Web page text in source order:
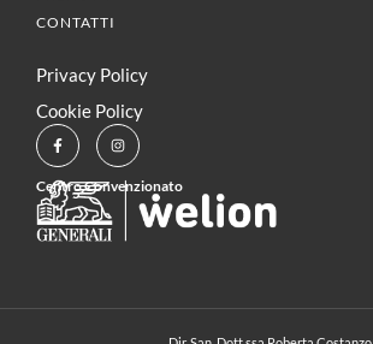
CONTATTI
Privacy Policy
Cookie Policy
Centro Convenzionato